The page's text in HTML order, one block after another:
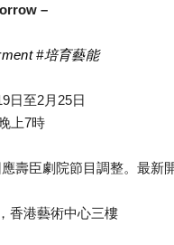
–
#培育藝能
日至2月 25日
上7時
壽臣劇院節目調整。最新
香港藝術中心三樓